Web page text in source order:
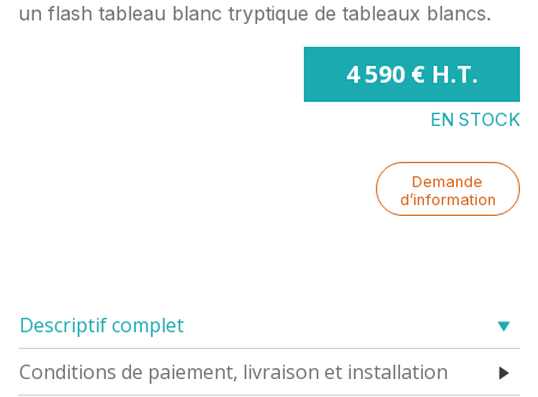
un flash tableau blanc tryptique de tableaux blancs.
4 590 € H.T.
EN STOCK
Demande
d’information
Descriptif complet
Conditions de paiement, livraison et installation